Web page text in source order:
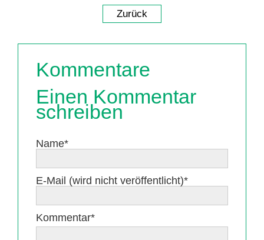
Zurück
Kommentare
Einen Kommentar
schreiben
Pflichtfeld
Name*
Pflichtfeld
E-Mail (wird nicht veröffentlicht)*
Pflichtfeld
Kommentar*